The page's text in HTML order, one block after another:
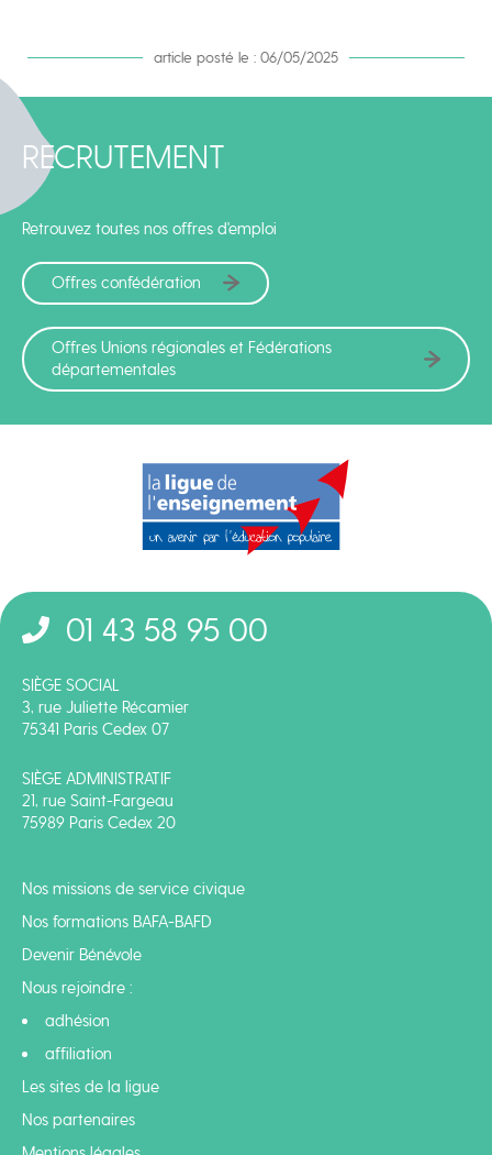
article posté le : 06/05/2025
01 43 58 95 00
SIÈGE SOCIAL
3, rue Juliette Récamier
75341 Paris Cedex 07
SIÈGE ADMINISTRATIF
21, rue Saint-Fargeau
75989 Paris Cedex 20
Nos missions de service civique
Nos formations BAFA-BAFD
Devenir Bénévole
Nous rejoindre :
adhésion
affiliation
Les sites de la ligue
Nos partenaires
RECRUTEMENT
Retrouvez toutes nos offres d'emploi
Offres confédération
Offres Unions régionales et Fédérations
départementales